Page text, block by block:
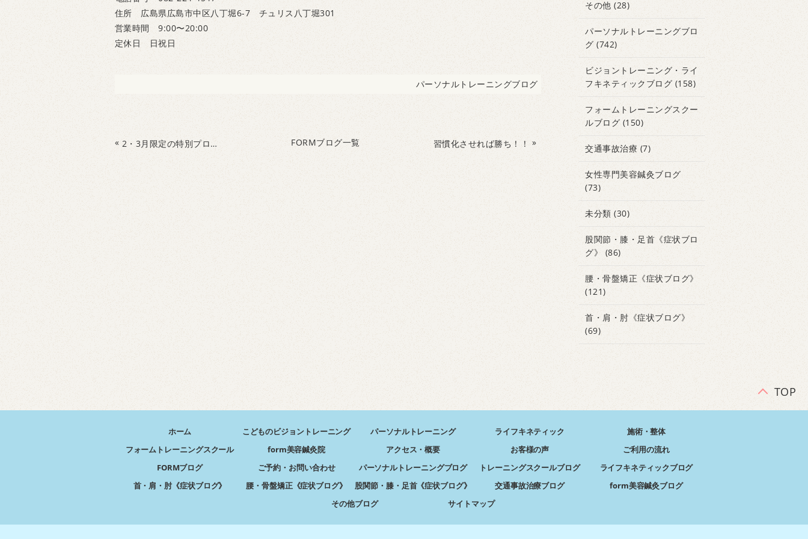
住所 広島県広島市中区八丁堀6-7 チュリス八丁堀301
営業時間 9:00〜20:00
定休日 日祝日
パーソナルトレーニングブログ
« 2・3月限定の特別プログラムが始まります！！ FORMブログ一覧 習慣化させれば勝ち！！ »
その他 (28)
パーソナルトレーニングブロ
グ (742)
ビジョントレーニング・ライ
フキネティックブログ (158)
フォームトレーニングスクー
ルブログ(150)
交通事故治療 (7)
女性専門美容鍼灸ブログ
(73)
未分類 (30)
股関節・膝・足首《症状ブロ
グ》
(86)
腰・骨盤矯正《症状ブログ》
(121)
首・肩・肘《症状ブログ》
(69)
TOP
ホーム こどものビジョントレーニング パーソナルトレーニング ライフキネティック
施術・整体
フォームトレーニングスクール
form美容鍼灸院 アクセス・概要 お客様の声
ご利用の流れ
FORMブログ
ご予約・お問い合わせ パーソナルトレーニングブログ トレーニングスクールブログ
ライフキネティックブログ
首・肩・肘《症状ブログ》
腰・骨盤矯正《症状ブログ》 股関節・膝・足首《症状ブログ》 交通事故治療ブログ
form美容鍼灸ブログ
その他ブログ
サイトマップ